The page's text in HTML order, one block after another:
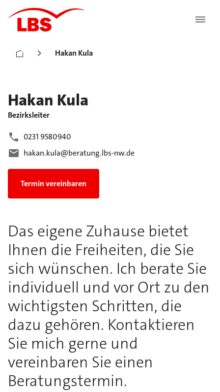
Hakan Kula
Hakan Kula
Bezirksleiter
0231 9580940
hakan.kula@beratung.lbs-nw.de
Termin vereinbaren
Das eigene Zuhause bietet
Ihnen die Freiheiten, die Sie
sich wünschen. Ich berate Sie
individuell und vor Ort zu den
wichtigsten Schritten, die
dazu gehören. Kontaktieren
Sie mich gerne und
vereinbaren Sie einen
Beratungstermin.